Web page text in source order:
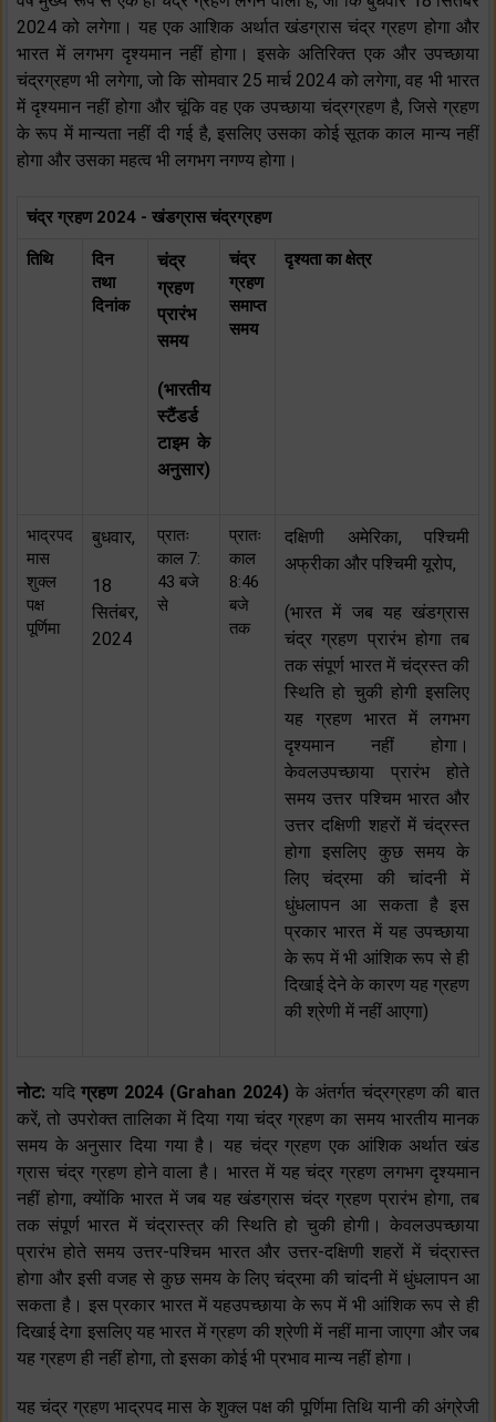
2024 को लगेगा। यह एक आशिक अर्थात खंडग्रास चंद्र ग्रहण होगा और
भारत में लगभग दृश्यमान नहीं होगा। इसके अतिरिक्त एक और उपच्छाया
चंद्रग्रहण भी लगेगा, जो कि सोमवार 25 मार्च 2024 को लगेगा, वह भी भारत
में दृश्यमान नहीं होगा और चूंकि वह एक उपच्छाया चंद्रग्रहण है, जिसे ग्रहण
के रूप में मान्यता नहीं दी गई है, इसलिए उसका कोई सूतक काल मान्य नहीं
होगा और उसका महत्व भी लगभग नगण्य होगा।
चंद्र ग्रहण 2024 - खंडग्रास चंद्रग्रहण
तिथि
दिन
तथा
दिनांक
चंद्र
ग्रहण
प्रारंभ
समय
(भारतीय
स्टैंडर्ड
टाइम के
अनुसार)
चंद्र
ग्रहण
समाप्त
समय
दृश्यता का क्षेत्र
भाद्रपद
मास
शुक्ल
पक्ष
पूर्णिमा
बुधवार,
18
सितंबर,
2024
प्रातः
काल 7:
43 बजे
से
प्रातः
काल
8:46
बजे
तक
दक्षिणी अमेरिका, पश्चिमी
अफ्रीका और पश्चिमी यूरोप,
(भारत में जब यह खंडग्रास
चंद्र ग्रहण प्रारंभ होगा तब
तक संपूर्ण भारत में चंद्रस्त की
स्थिति हो चुकी होगी इसलिए
यह ग्रहण भारत में लगभग
दृश्यमान नहीं होगा।
केवलउपच्छाया प्रारंभ होते
समय उत्तर पश्चिम भारत और
उत्तर दक्षिणी शहरों में चंद्रस्त
होगा इसलिए कुछ समय के
लिए चंद्रमा की चांदनी में
धुंधलापन आ सकता है इस
प्रकार भारत में यह उपच्छाया
के रूप में भी आंशिक रूप से ही
दिखाई देने के कारण यह ग्रहण
की श्रेणी में नहीं आएगा)
नोट: यदिग्रहण 2024 (Grahan 2024) के अंतर्गत चंद्रग्रहण की बात
करें, तो उपरोक्त तालिका में दिया गया चंद्र ग्रहण का समय भारतीय मानक
समय के अनुसार दिया गया है। यह चंद्र ग्रहण एक आंशिक अर्थात खंड
ग्रास चंद्र ग्रहण होने वाला है। भारत में यह चंद्र ग्रहण लगभग दृश्यमान
नहीं होगा, क्योंकि भारत में जब यह खंडग्रास चंद्र ग्रहण प्रारंभ होगा, तब
तक संपूर्ण भारत में चंद्रास्त्र की स्थिति हो चुकी होगी। केवलउपच्छाया
प्रारंभ होते समय उत्तर-पश्चिम भारत और उत्तर-दक्षिणी शहरों में चंद्रास्त
होगा और इसी वजह से कुछ समय के लिए चंद्रमा की चांदनी में धुंधलापन आ
सकता है। इस प्रकार भारत में यहउपच्छाया के रूप में भी आंशिक रूप से ही
दिखाई देगा इसलिए यह भारत में ग्रहण की श्रेणी में नहीं माना जाएगा और जब
यह ग्रहण ही नहीं होगा, तो इसका कोई भी प्रभाव मान्य नहीं होगा।
यह चंद्र ग्रहण भाद्रपद मास के शुक्ल पक्ष की पूर्णिमा तिथि यानी की अंग्रेजी